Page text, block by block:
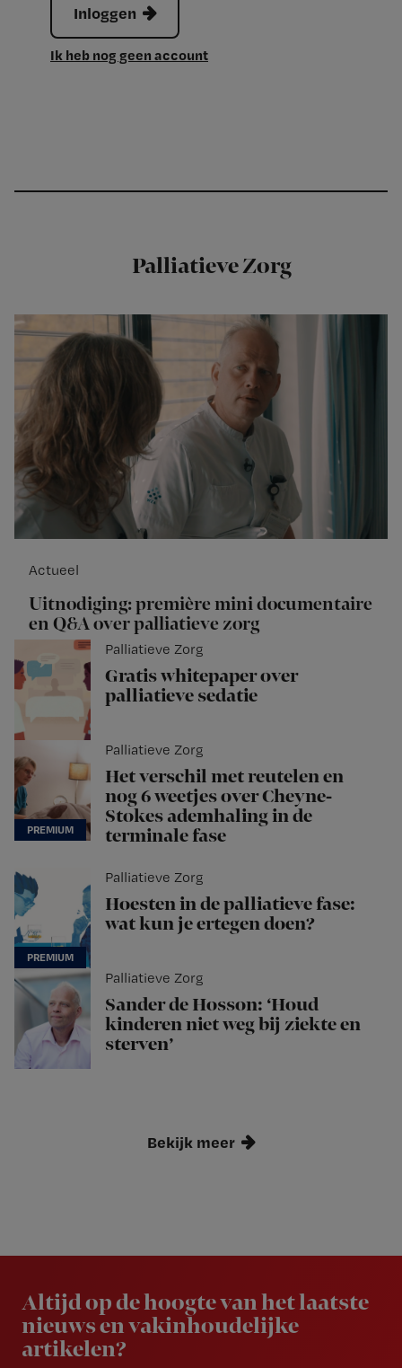
Inloggen
Ik heb nog geen account
Palliatieve Zorg
Actueel
Uitnodiging: première mini documentaire
en Q&A over palliatieve zorg
Palliatieve Zorg
Gratis whitepaper over
palliatieve sedatie
Palliatieve Zorg
Het verschil met reutelen en
nog 6 weetjes over Cheyne-
Stokes ademhaling in de
terminale fase
Palliatieve Zorg
Hoesten in de palliatieve fase:
wat kun je ertegen doen?
Palliatieve Zorg
Sander de Hosson: ‘Houd
kinderen niet weg bij ziekte en
sterven’
Bekijk meer
Altijd op de hoogte van het laatste
nieuws en vakinhoudelijke
artikelen?